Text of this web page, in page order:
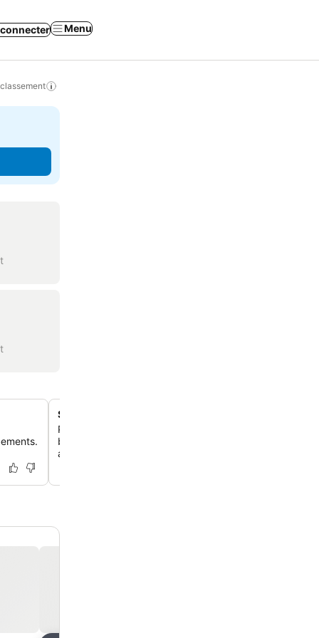
Menu
Shade Bar and Grill sur place
Profite de plats américains réconfortants, d'une large
boissons et de promotions pour l'happy hour dans une
animée et contemporaine.